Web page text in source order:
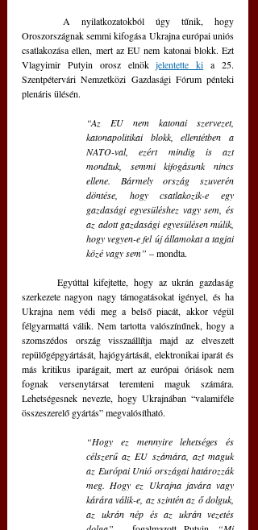
Oroszországnak semmi kifogása Ukrajna európai uniós
csatlakozása ellen, mert az EU nem katonai blokk. Ezt
Vlagyimir Putyin orosz elnök jelentette ki a 25.
Szentpétervári Nemzetközi Gazdasági Fórum pénteki
plenáris ülésén.
“Az EU nem katonai szervezet,
katonapolitikai blokk, ellentétben a
NATO-val, ezért mindig is azt
mondtuk, semmi kifogásunk nincs
ellene. Bármely ország szuverén
döntése, hogy csatlakozik-e egy
gazdasági egyesüléshez vagy sem, és
az adott gazdasági egyesülésen múlik,
hogy vegyen-e fel új államokat a tagjai
közé vagy sem” – mondta.
szerkezete nagyon nagy támogatásokat igényel, és ha
Ukrajna nem védi meg a belső piacát, akkor végül
félgyarmattá válik. Nem tartotta valószínűnek, hogy a
szomszédos ország visszaállítja majd az elveszett
repülőgépgyártását, hajógyártását, elektronikai iparát és
más kritikus iparágait, mert az európai óriások nem
fognak versenytársat teremteni maguk számára.
Lehetségesnek nevezte, hogy Ukrajnában “valamiféle
összeszerelő gyártás” megvalósítható.
“Hogy ez mennyire lehetséges és
célszerű az EU számára, azt maguk
az Európai Unió országai határozzák
meg. Hogy ez Ukrajna javára vagy
kárára válik-e, az szintén az ő dolguk,
az ukrán nép és az ukrán vezetés